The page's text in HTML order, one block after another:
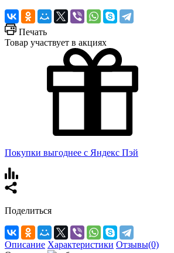
Печать
Товар участвует в акциях
Покупки выгоднее с Яндекс Пэй
Поделиться
Описание Характеристики Отзывы(0)